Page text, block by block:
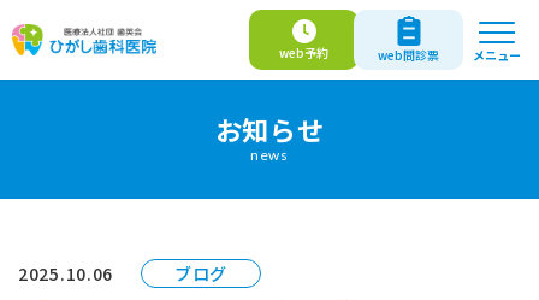
web予約 web問診票 メニュー
お知らせ
news
2025.10.06 ブログ